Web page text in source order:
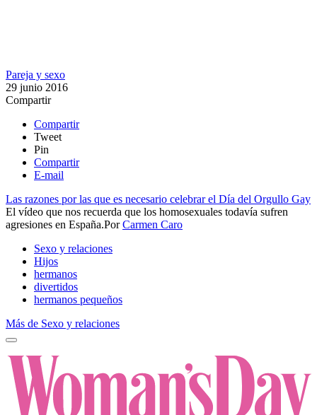
Pareja y sexo
29 junio 2016
Compartir
Compartir
Tweet
Pin
Compartir
E-mail
Las razones por las que es necesario celebrar el Día del Orgullo Gay
El vídeo que nos recuerda que los homosexuales todavía sufren
agresiones en España.​PorCarmen Caro
Sexo y relaciones
Hijos
hermanos
divertidos
hermanos pequeños
Más de Sexo y relaciones